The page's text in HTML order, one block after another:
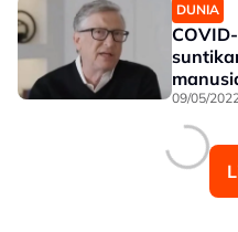
DUNIA
09/05/